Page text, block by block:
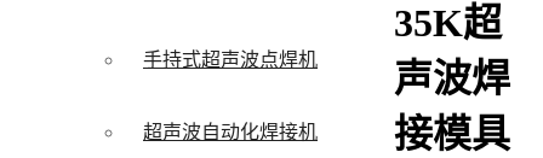
手持式超声波点焊机
超声波自动化焊接机
35K超
声波焊
接模具